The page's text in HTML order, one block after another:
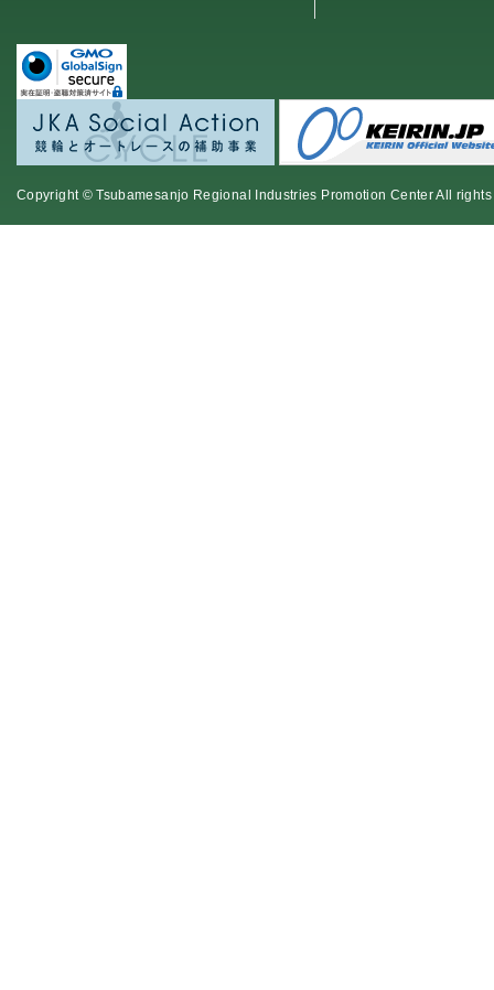
Copyright © Tsubamesanjo Regional Industries Promotion Center All